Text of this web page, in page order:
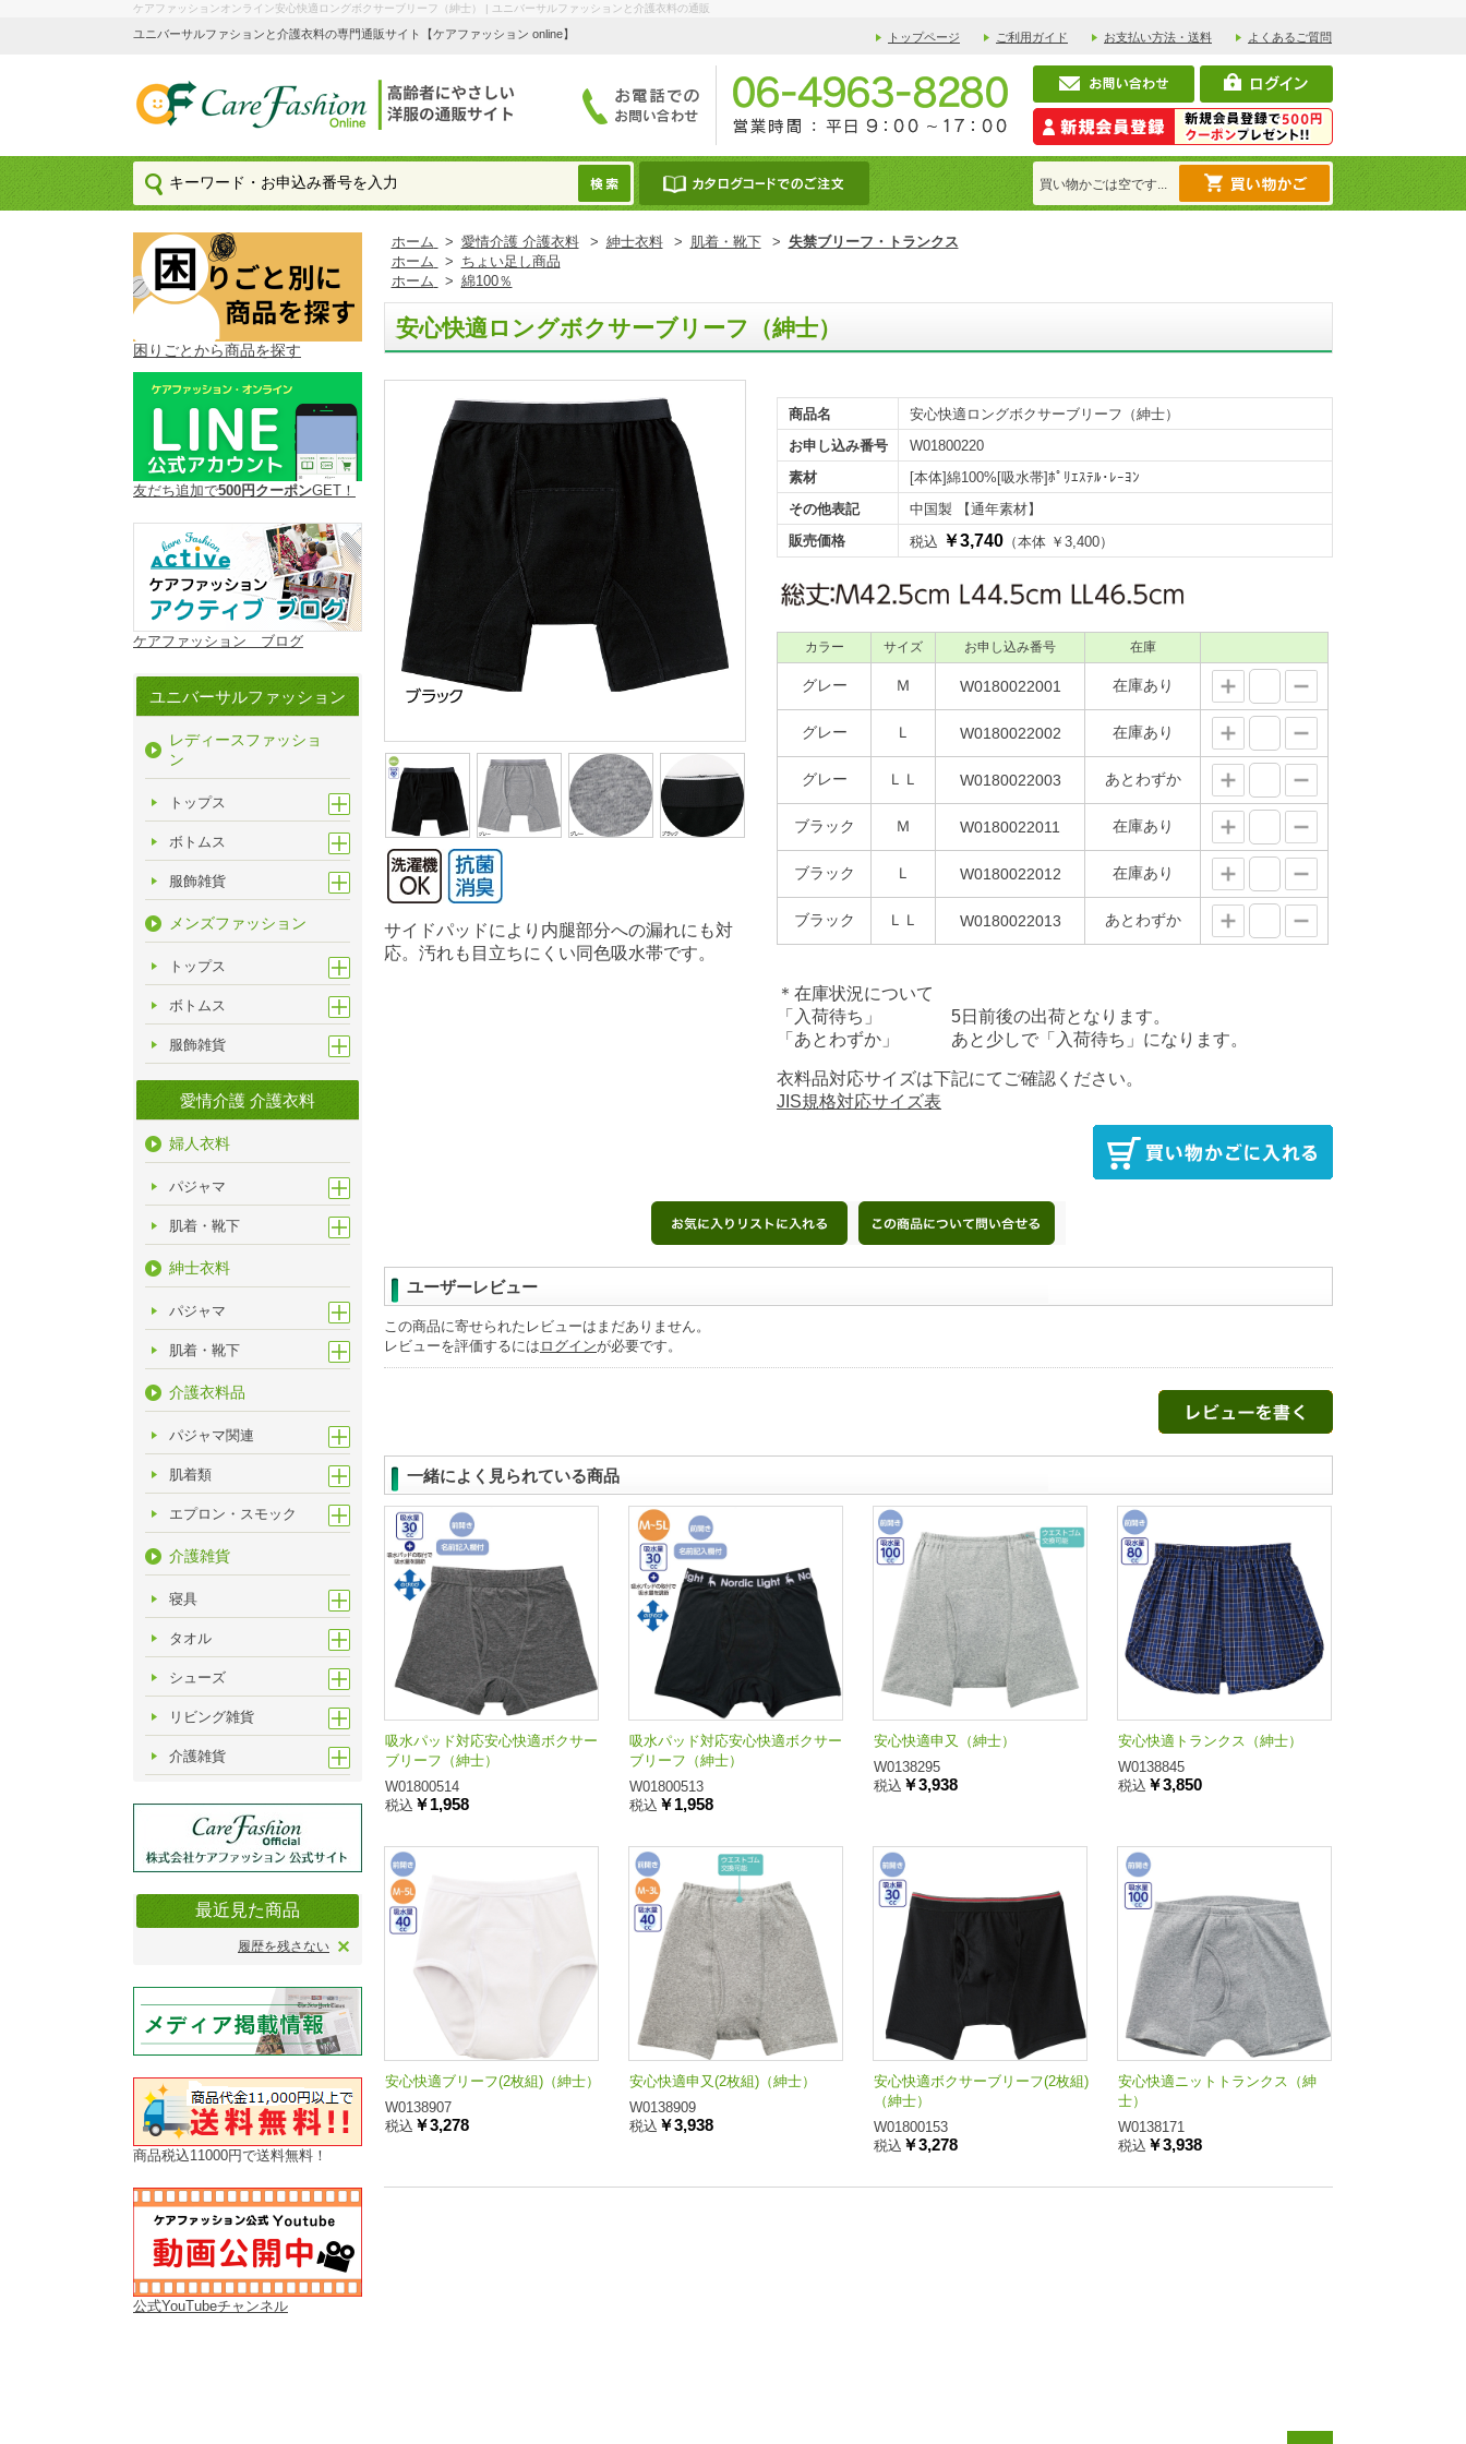
ケアファッションオンライン安心快適ロングボクサーブリーフ（紳士） | ユニバーサルファッションと介護衣料の通販
ユニバーサルファションと介護衣料の専門通販サイト【ケアファッション online】 トップページ ご利用ガイド お支払い方法・送料 よくあるご質問
買い物かごは空です...
困りごとから商品を探す
友だち追加で500円クーポンGET！
ケアファッション ブログ
ユニバーサルファッション
レディースファッショ
ン
トップス
ボトムス
服飾雑貨
メンズファッション
トップス
ボトムス
服飾雑貨
愛情介護 介護衣料
婦人衣料
パジャマ
肌着・靴下
紳士衣料
パジャマ
肌着・靴下
介護衣料品
パジャマ関連
肌着類
エプロン・スモック
介護雑貨
寝具
タオル
シューズ
リビング雑貨
介護雑貨
最近見た商品
履歴を残さない
商品税込11000円で送料無料！
公式YouTubeチャンネル
ホーム > 愛情介護 介護衣料 > 紳士衣料 > 肌着・靴下 > 失禁ブリーフ・トランクス
ホーム
> ちょい足し商品
ホーム
> 綿100％
安心快適ロングボクサーブリーフ（紳士）
サイドパッドにより内腿部分への漏れにも対
応。汚れも目立ちにくい同色吸水帯です。
商品名
安心快適ロングボクサーブリーフ（紳士）
お申し込み番号
W01800220
素材
[本体]綿100%[吸水帯]ﾎﾟﾘｴｽﾃﾙ･ﾚｰﾖﾝ
その他表記
中国製 【通年素材】
販売価格
税込 ￥3,740 （本体 ￥3,400）
カラー サイズ お申し込み番号 在庫
グレー Ｍ W0180022001 在庫あり
グレー Ｌ W0180022002 在庫あり
グレー ＬＬ W0180022003 あとわずか
ブラック Ｍ W0180022011 在庫あり
ブラック Ｌ W0180022012 在庫あり
ブラック ＬＬ W0180022013 あとわずか
＊在庫状況について
「入荷待ち」 5日前後の出荷となります。
「あとわずか」 あと少しで「入荷待ち」になります。
衣料品対応サイズは下記にてご確認ください。
JIS規格対応サイズ表
ユーザーレビュー
この商品に寄せられたレビューはまだありません。
レビューを評価するには ログインが必要です。
一緒によく見られている商品
吸水パッド対応安心快適ボクサー
ブリーフ（紳士）
W01800514
税込 ￥1,958
吸水パッド対応安心快適ボクサー
ブリーフ（紳士）
W01800513
税込 ￥1,958
安心快適申又（紳士）
W0138295
税込 ￥3,938
安心快適トランクス（紳士）
W0138845
税込 ￥3,850
安心快適ブリーフ(2枚組)（紳士）
W0138907
税込 ￥3,278
安心快適申又(2枚組)（紳士）
W0138909
税込 ￥3,938
安心快適ボクサーブリーフ(2枚組)
（紳士）
W01800153
税込 ￥3,278
安心快適ニットトランクス（紳
士）
W0138171
税込 ￥3,938